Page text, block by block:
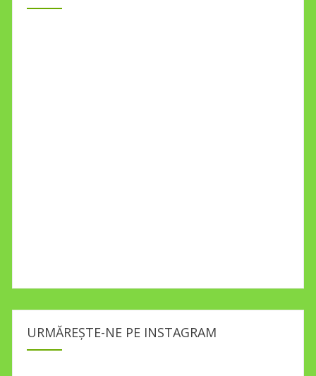
URMĂREȘTE-NE PE INSTAGRAM